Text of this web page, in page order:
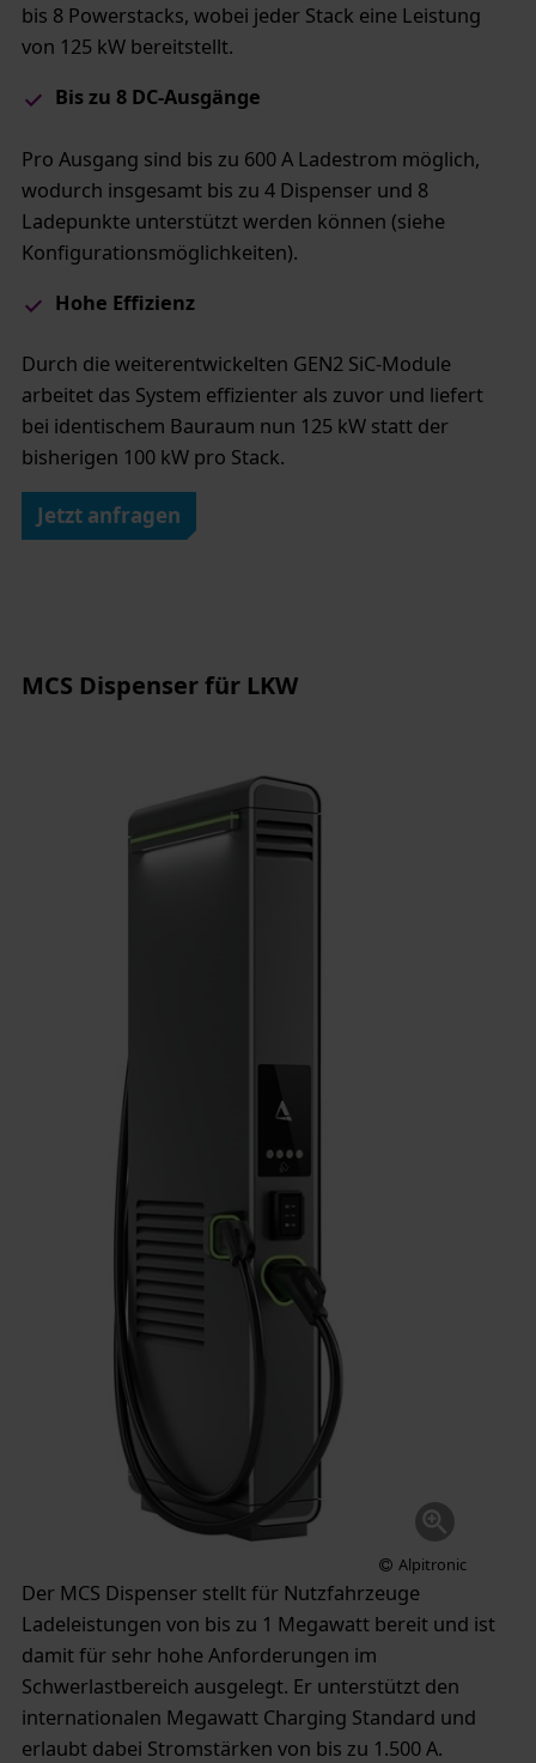
bis 8 Powerstacks, wobei jeder Stack eine Leistung
von 125 kW bereitstellt.
Bis zu 8 DC-Ausgänge
Pro Ausgang sind bis zu 600 A Ladestrom möglich,
wodurch insgesamt bis zu 4 Dispenser und 8
Ladepunkte unterstützt werden können (siehe
Konfigurationsmöglichkeiten).
Hohe Effizienz​
Durch die weiterentwickelten GEN2 SiC-Module
arbeitet das System effizienter als zuvor und liefert
bei identischem Bauraum nun 125 kW statt der
bisherigen 100 kW pro Stack.
Jetzt anfragen
MCS Dispenser für LKW
Der MCS Dispenser stellt für Nutzfahrzeuge
Ladeleistungen von bis zu 1 Megawatt bereit und ist
damit für sehr hohe Anforderungen im
Schwerlastbereich ausgelegt. Er unterstützt den
internationalen Megawatt Charging Standard und
erlaubt dabei Stromstärken von bis zu 1.500 A.
Alpitronic